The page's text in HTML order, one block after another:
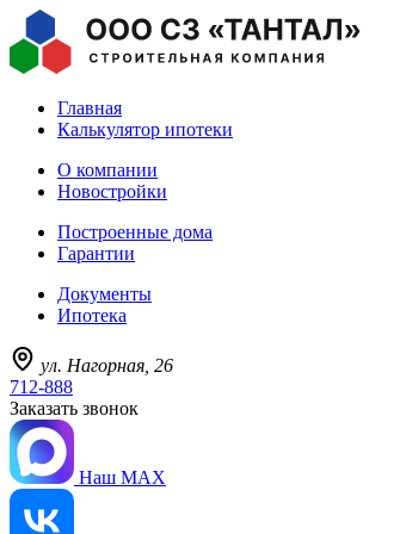
Главная
Калькулятор ипотеки
О компании
Новостройки
Построенные дома
Гарантии
Документы
Ипотека
ул. Нагорная, 26
712-888
Заказать звонок
Наш MAX